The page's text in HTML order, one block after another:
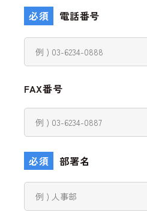
必須 電話番号
FAX番号
必須 部署名